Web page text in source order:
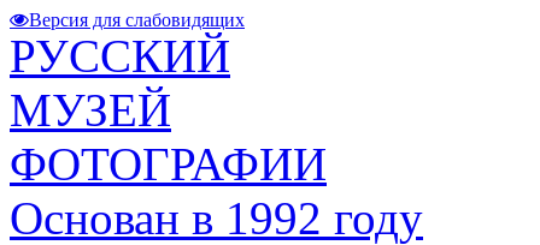
Версия для слабовидящих
РУССКИЙ
МУЗЕЙ
ФОТОГРАФИИ
Основан в 1992 году